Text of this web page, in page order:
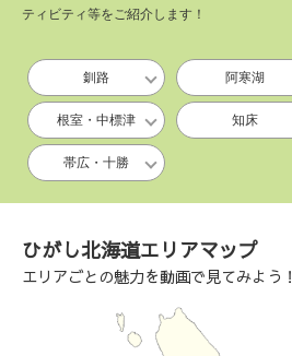
ティビティ等をご紹介します！
釧路 阿寒湖
根室・中標津 知床
帯広・十勝
ひがし北海道エリアマップ
エリアごとの魅力を動画で見てみよう！